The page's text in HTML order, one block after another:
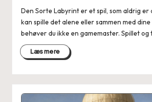
Den Sorte Labyrint er et spil, som aldrig er
kan spille det alene eller sammen med
behøver du ikke en gamemaster. Spillet
Læs mere